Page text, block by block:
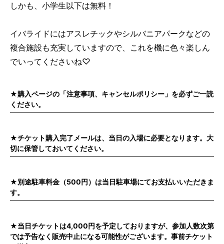
しかも、小学生以下は無料！
イバライドにはアスレチックやシルバニアパークなどの
複合施設も充実していますので、これを機に色々楽しん
でいってくださいね♡
★購入ページの「注意事項、キャンセルポリシー」を必ずご一読
ください。
★チケット購入完了メールは、当日の入場に必要となります。大
切に保管しておいてください。
★別途駐車料金（500円）は当日駐車場にてお支払いいただきま
す。
★当日チケットは4,000円を予定しておりますが、参加人数次第
では予告なく販売中止になる可能性がございます。事前チケット